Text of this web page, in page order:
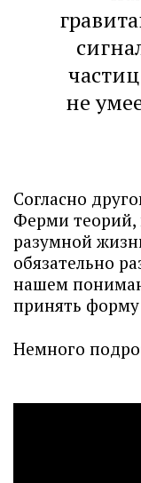
не
Согласно
Ферми теорий,
разумной
обязательно
нашем
принять
Немного